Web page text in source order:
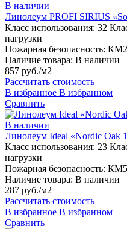
В наличии
Линолеум PROFI SIRIUS
Класс использования: 32
нагрузки
Пожарная безопасность: КМ2
Наличие товара: В наличии
857 руб./м2
Рассчитать стоимость
В избранное В избранном
Сравнить
В наличии
Линолеум Ideal «Nordic Oak
Класс использования: 23
нагрузки
Пожарная безопасность: КМ5
Наличие товара: В наличии
287 руб./м2
Рассчитать стоимость
В избранное В избранном
Сравнить